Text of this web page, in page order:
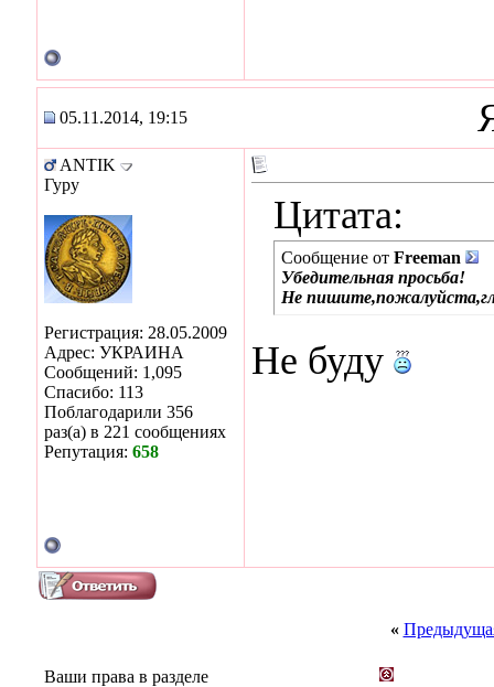
05.11.2014, 19:15
ANTIK
Гуру
Регистрация: 28.05.2009
Адрес: УКРАИНА
Сообщений: 1,095
Спасибо: 113
Поблагодарили 356
раз(а) в 221 сообщениях
Репутация: 658
Цитата:
Сообщение от Freeman
Убедительная просьба!
Не
Не буду
«
Ваши права в разделе